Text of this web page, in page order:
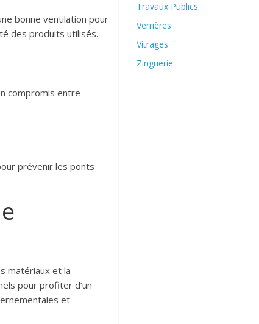
bonne ventilation pour
des produits utilisés.
compromis entre
prévenir les ponts
matériaux et la
pour profiter d’un
et
Travaux Publics
Verrières
Vitrages
Zinguerie